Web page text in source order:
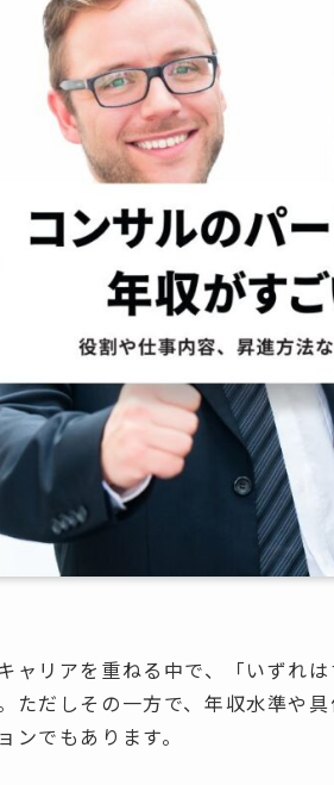
ャリアを重ねる中で、「いずれ
ただしその一方で、年収水準や
でもあります。